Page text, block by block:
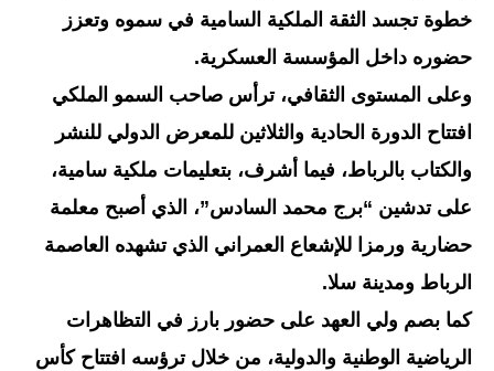
خطوة تجسد الثقة الملكية السامية في سموه وتعزز
حضوره داخل المؤسسة العسكرية.
وعلى المستوى الثقافي، ترأس صاحب السمو الملكي
افتتاح الدورة الحادية والثلاثين للمعرض الدولي للنشر
والكتاب بالرباط، فيما أشرف، بتعليمات ملكية سامية،
على تدشين “برج محمد السادس”، الذي أصبح معلمة
حضارية ورمزا للإشعاع العمراني الذي تشهده العاصمة
الرباط ومدينة سلا.
كما بصم ولي العهد على حضور بارز في التظاهرات
الرياضية الوطنية والدولية، من خلال ترؤسه افتتاح كأس